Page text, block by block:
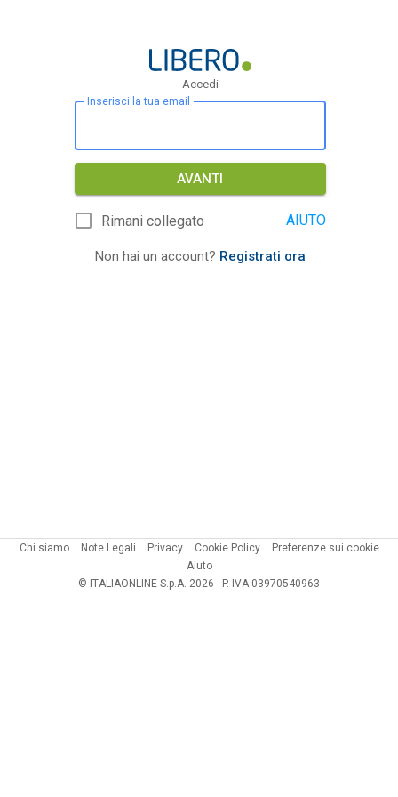
Accedi
Inserisci la tua email
AVANTI
Rimani collegato AIUTO
Non hai un account? Registrati ora
Chi siamo Note Legali Privacy Cookie Policy
Preferenze sui cookie
Aiuto
© ITALIAONLINE S.p.A. 2026 - P. IVA 03970540963